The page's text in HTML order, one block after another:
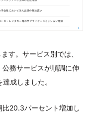
す。サービス別では、
務サービスが順調に伸
成しました。
比20.3パーセント増加し